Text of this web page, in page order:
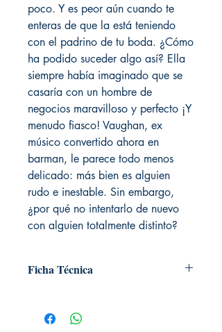
poco. Y es peor aún cuando te
enteras de que la está teniendo
con el padrino de tu boda. ¿Cómo
ha podido suceder algo así? Ella
siempre había imaginado que se
casaría con un hombre de
negocios maravilloso y perfecto ¡Y
menudo fiasco! Vaughan, ex
músico convertido ahora en
barman, le parece todo menos
delicado: más bien es alguien
rudo e inestable. Sin embargo,
¿por qué no intentarlo de nuevo
con alguien totalmente distinto?
Ficha Técnica
Editorial: Libros de Seda
Idioma: Castellano